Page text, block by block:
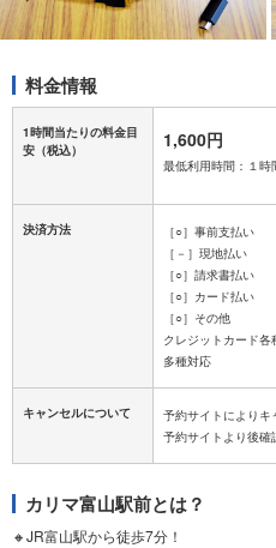
料金情報
1時間当たりの料金目
安 （税込） 1,600円
最低利用時間：１時
決済方法
［○］事前支払い
［－］現地払い
［○］請求書払い
［○］カード払い
［○］その他
クレジットカード各
キャンセルについて
予約サイトにより
カリマ富山駅前とは？
🔸JR富山駅から徒歩7分！